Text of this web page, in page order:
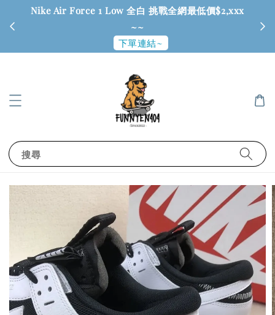
Nike Air Force 1 Low 全白 挑戰全網最低價$2,xxx
~~
下單連結~
搜尋